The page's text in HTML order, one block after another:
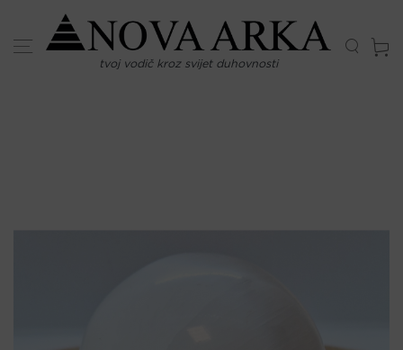
content
tvoj vodič kroz svijet duhovnosti